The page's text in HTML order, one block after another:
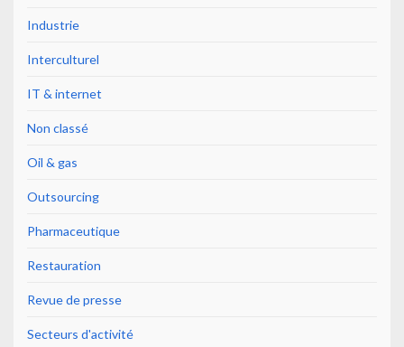
Industrie
Interculturel
IT & internet
Non classé
Oil & gas
Outsourcing
Pharmaceutique
Restauration
Revue de presse
Secteurs d'activité